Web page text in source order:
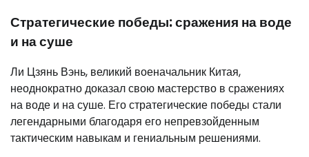
Стратегические победы: сражения на воде
и на суше
Ли Цзянь Вэнь, великий военачальник Китая,
неоднократно доказал свою мастерство в сражениях
на воде и на суше. Его стратегические победы стали
легендарными благодаря его непревзойденным
тактическим навыкам и гениальным решениями.